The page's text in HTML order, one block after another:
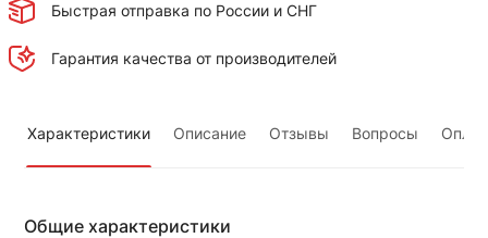
Быстрая отправка по России и СНГ
Гарантия качества от производителей
Характеристики Описание Отзывы Вопросы
Общие характеристики